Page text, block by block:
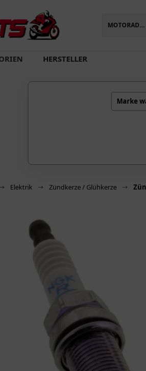
MOTORADTEILE
HERSTELLER
Marke
Elektrik Zündkerze / Glühkerze